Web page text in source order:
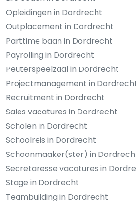
Opleidingen in Dordrecht
Outplacement in Dordrecht
Parttime baan in Dordrecht
Payrolling in Dordrecht
Peuterspeelzaal in Dordrecht
Projectmanagement in
Recruitment in Dordrecht
Sales vacatures in Dordrecht
Scholen in Dordrecht
Schoolreis in Dordrecht
Schoonmaaker(ster) in
Secretaresse vacatures in
Stage in Dordrecht
Teambuilding in Dordrecht